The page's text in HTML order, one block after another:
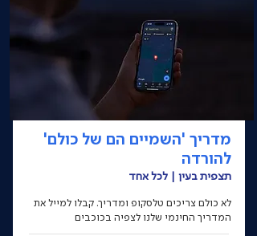
מדריך 'השמיים הם של כולם'
להורדה
תצפית בעין | לכל אחד
לא כולם צריכים טלסקופ ומדריך. קבלו למייל את
המדריך החינמי שלנו לצפיה בכוכבים